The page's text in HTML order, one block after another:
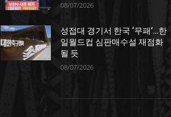
08/07/2026
성접대 경기서 한국 ‘무패’…한
일월드컵 심판매수설 재점화
될 듯
08/07/2026